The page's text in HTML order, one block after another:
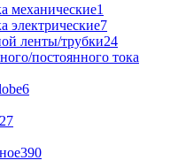
механические1
электрические7
ленты/трубки24
постоянного тока
6
27
390